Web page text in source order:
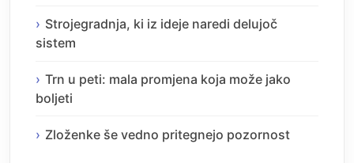
Strojegradnja, ki iz ideje naredi delujoč
sistem
Trn u peti: mala promjena koja može jako
boljeti
Zloženke še vedno pritegnejo pozornost